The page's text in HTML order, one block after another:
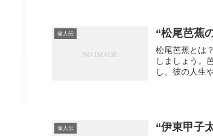
偉人伝 “松尾芭蕉
松尾芭蕉とは
しましょう。
し、彼の人生
偉人伝 “伊東甲子